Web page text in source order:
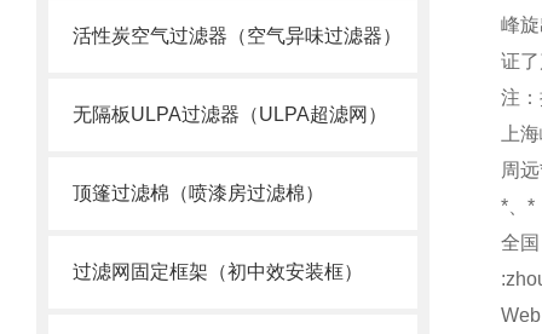
活性炭空气过滤器（空气异味过滤器）
无隔板ULPA过滤器（ULPA超滤网）
顶篷过滤棉（喷漆房过滤棉）
过滤网固定框架（初中效安装框）
峰
证
注
上
周
*、*
全